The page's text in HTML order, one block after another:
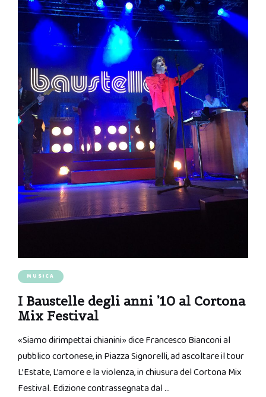
MUSICA
I Baustelle degli anni ’10 al Cortona
Mix Festival
«Siamo dirimpettai chianini» dice Francesco Bianconi al
pubblico cortonese, in Piazza Signorelli, ad ascoltare il tour
L’Estate, L’amore e la violenza, in chiusura del Cortona Mix
Festival. Edizione contrassegnata dal …